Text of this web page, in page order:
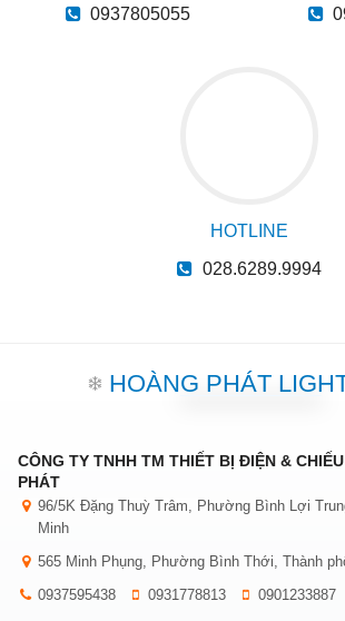
0937805055
HOTLINE
028.6289.9994
HOÀNG PHÁT
CÔNG TY TNHH TM THIẾT BỊ ĐIỆN &
PHÁT
96/5K Đặng Thuỳ Trâm, Phường Bình Lợi
Minh
565 Minh Phụng, Phường Bình Thới, Thành
0937595438
0931778813
0901233887